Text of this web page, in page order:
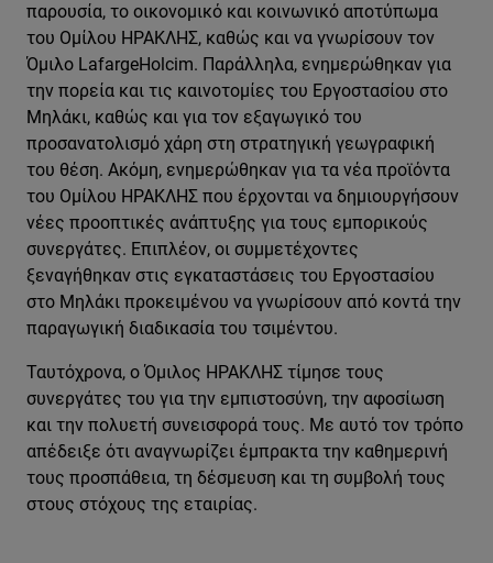
παρουσία, το οικονομικό και κοινωνικό αποτύπωμα
του Ομίλου ΗΡΑΚΛΗΣ, καθώς και να γνωρίσουν τον
Όμιλο LafargeHolcim. Παράλληλα, ενημερώθηκαν για
την πορεία και τις καινοτομίες του Εργοστασίου στο
Μηλάκι, καθώς και για τον εξαγωγικό του
προσανατολισμό χάρη στη στρατηγική γεωγραφική
του θέση. Ακόμη, ενημερώθηκαν για τα νέα προϊόντα
του Ομίλου ΗΡΑΚΛΗΣ που έρχονται να δημιουργήσουν
νέες προοπτικές ανάπτυξης για τους εμπορικούς
συνεργάτες. Επιπλέον, οι συμμετέχοντες
ξεναγήθηκαν στις εγκαταστάσεις του Εργοστασίου
στο Μηλάκι προκειμένου να γνωρίσουν από κοντά την
παραγωγική διαδικασία του τσιμέντου.
Ταυτόχρονα, ο Όμιλος ΗΡΑΚΛΗΣ τίμησε τους
συνεργάτες του για την εμπιστοσύνη, την αφοσίωση
και την πολυετή συνεισφορά τους. Με αυτό τον τρόπο
απέδειξε ότι αναγνωρίζει έμπρακτα την καθημερινή
τους προσπάθεια, τη δέσμευση και τη συμβολή τους
στους στόχους της εταιρίας.